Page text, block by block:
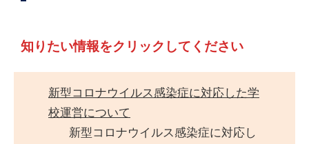
知りたい情報をクリックしてください
新型コロナウイルス感染症に対応した学
校運営について
新型コロナウイルス感染症に対応し